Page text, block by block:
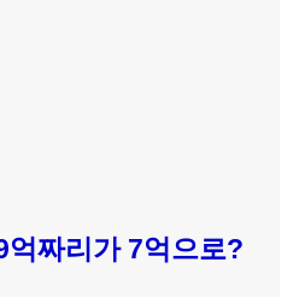
억짜리가 7억으로?